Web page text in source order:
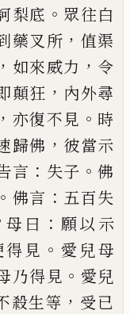
梨底 。 眾往白
藥叉所 ， 值渠
， 如來威力 ， 令
顛狂 ， 內外尋
， 亦復不見 。 時
歸佛 ， 彼當示
言 ： 失子 。 佛
。 佛言 ： 五百失
母曰 ： 願以示
得見 。 愛兒母
乃得見 。 愛兒
殺生等 ， 受已